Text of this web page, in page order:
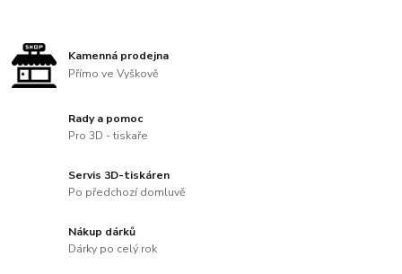
Kamenná prodejna
Přímo ve Vyškově
Rady a pomoc
Pro 3D - tiskaře
Servis 3D-tiskáren
Po předchozí domluvě
Nákup dárků
Dárky po celý rok